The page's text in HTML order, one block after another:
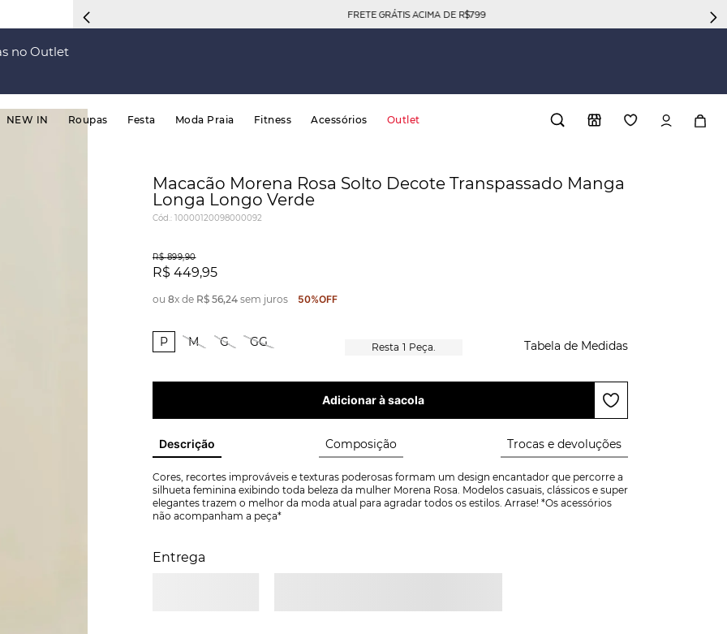
FRETE GRÁTIS ACIMA DE R$799
no Outlet
NEW IN Roupas Festa Moda Praia Fitness Acessórios Outlet
Macacão Morena Rosa Solto Decote Transpassado Manga
Longa Longo Verde
Cód.: 10000120098000092
R$ 899,90
R$ 449,95
ou 8x de R$ 56,24 sem juros 50%OFF
P M G GG 1 Peça. Tabela de Medidas
Adicionar à sacola
Descrição Composição Trocas e devoluções
Cores, recortes improváveis e texturas poderosas formam um design encantador que percorre a
silhueta feminina exibindo toda beleza da mulher Morena Rosa. Modelos casuais, clássicos e super
elegantes trazem o melhor da moda atual para agradar todos os estilos. Arrase! *Os acessórios
não acompanham a peça*
Entrega